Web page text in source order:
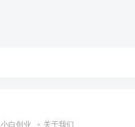
小白创业 关于我们